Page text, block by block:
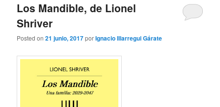
Los Mandible, de Lionel
Shriver
Posted on21 junio, 2017porIgnacio Illarregui Gárate